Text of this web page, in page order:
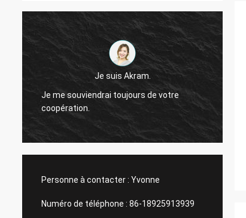
Je suis Akram.
Je me souviendrai toujours de votre
coopération.
Personne à contacter : Yvonne
Numéro de téléphone : 86-18925913939